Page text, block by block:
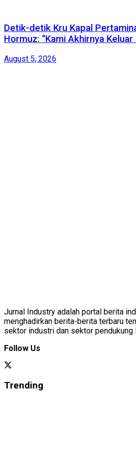
Detik-detik Kru Kapal
Hormuz: “Kami Akhirnya
August 5, 2026
Jurnal Industry adalah portal berita
menghadirkan berita-berita terbaru
sektor industri dan sektor pendukung
Follow Us
Trending